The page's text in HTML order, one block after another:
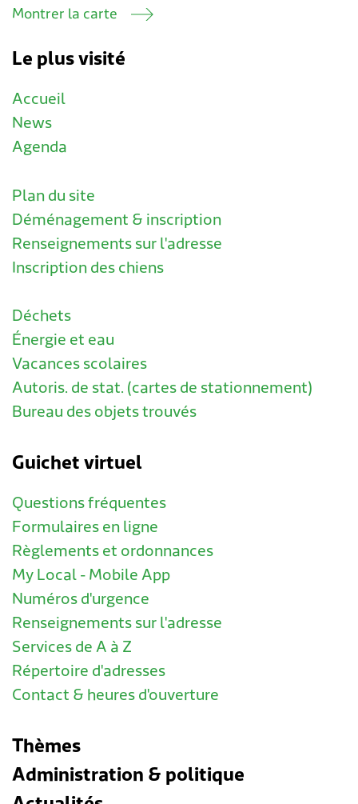
Montrer la carte
Le plus visité
Accueil
News
Agenda
Plan du site
Déménagement & inscription
Renseignements sur l'adresse
Inscription des chiens
Déchets
Énergie et eau
Vacances scolaires
Autoris. de stat. (cartes de stationnement)
Bureau des objets trouvés
Guichet virtuel
Questions fréquentes
Formulaires en ligne
Règlements et ordonnances
My Local - Mobile App
Numéros d'urgence
Renseignements sur l'adresse
Services de A à Z
Répertoire d'adresses
Contact & heures d'ouverture
Thèmes
Administration & politique